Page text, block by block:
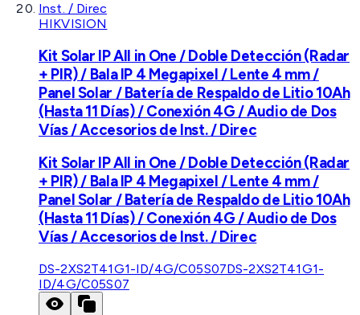
HIKVISION
Kit Solar IP All in One / Doble Detección (Radar
+ PIR) / Bala IP 4 Megapixel / Lente 4 mm /
Panel Solar / Batería de Respaldo de Litio 10Ah
(Hasta 11 Días) / Conexión 4G / Audio de Dos
Vías / Accesorios de Inst. / Direc
Kit Solar IP All in One / Doble Detección (Radar
+ PIR) / Bala IP 4 Megapixel / Lente 4 mm /
Panel Solar / Batería de Respaldo de Litio 10Ah
(Hasta 11 Días) / Conexión 4G / Audio de Dos
Vías / Accesorios de Inst. / Direc
DS-2XS2T41G1-ID/4G/C05S07DS-2XS2T41G1-
ID/4G/C05S07